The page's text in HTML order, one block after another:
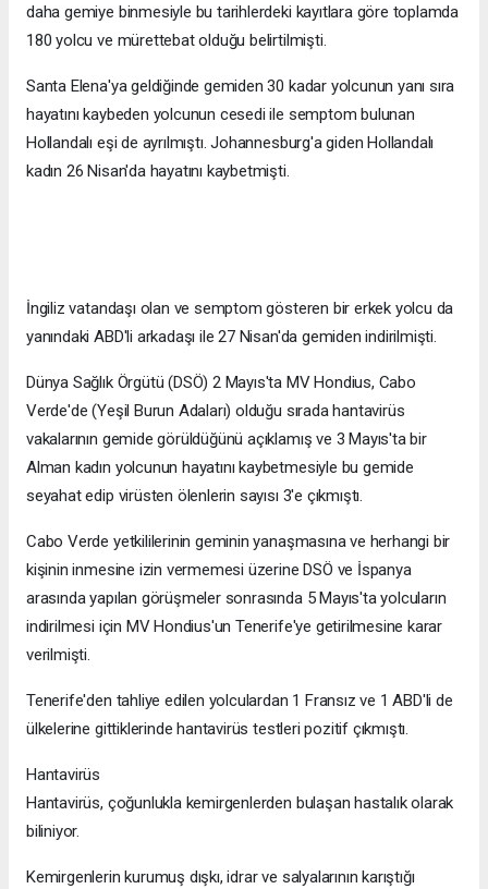
daha gemiye binmesiyle bu tarihlerdeki kayıtlara göre toplamda
180 yolcu ve mürettebat olduğu belirtilmişti.
Santa Elena'ya geldiğinde gemiden 30 kadar yolcunun yanı sıra
hayatını kaybeden yolcunun cesedi ile semptom bulunan
Hollandalı eşi de ayrılmıştı. Johannesburg'a giden Hollandalı
kadın 26 Nisan'da hayatını kaybetmişti.
İngiliz vatandaşı olan ve semptom gösteren bir erkek yolcu da
yanındaki ABD'li arkadaşı ile 27 Nisan'da gemiden indirilmişti.
Dünya Sağlık Örgütü (DSÖ) 2 Mayıs'ta MV Hondius, Cabo
Verde'de (Yeşil Burun Adaları) olduğu sırada hantavirüs
vakalarının gemide görüldüğünü açıklamış ve 3 Mayıs'ta bir
Alman kadın yolcunun hayatını kaybetmesiyle bu gemide
seyahat edip virüsten ölenlerin sayısı 3'e çıkmıştı.
Cabo Verde yetkililerinin geminin yanaşmasına ve herhangi bir
kişinin inmesine izin vermemesi üzerine DSÖ ve İspanya
arasında yapılan görüşmeler sonrasında 5 Mayıs'ta yolcuların
indirilmesi için MV Hondius'un Tenerife'ye getirilmesine karar
verilmişti.
Tenerife'den tahliye edilen yolculardan 1 Fransız ve 1 ABD'li de
ülkelerine gittiklerinde hantavirüs testleri pozitif çıkmıştı.
Hantavirüs
Hantavirüs, çoğunlukla kemirgenlerden bulaşan hastalık olarak
biliniyor.
Kemirgenlerin kurumuş dışkı, idrar ve salyalarının karıştığı